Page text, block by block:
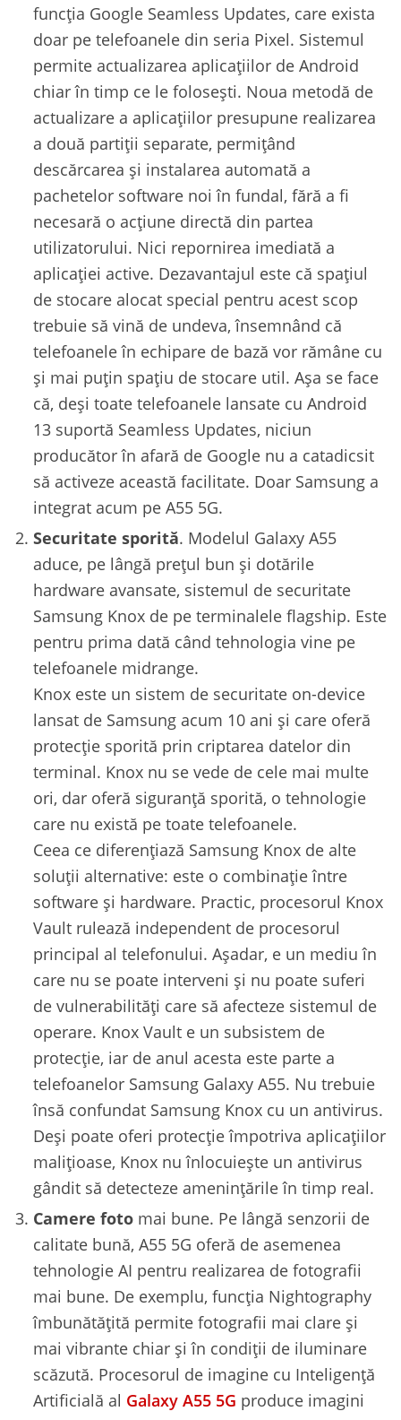
funcția Google Seamless Updates, care exista
doar pe telefoanele din seria Pixel. Sistemul
permite actualizarea aplicațiilor de Android
chiar în timp ce le folosești. Noua metodă de
actualizare a aplicațiilor presupune realizarea
a două partiții separate, permițând
descărcarea și instalarea automată a
pachetelor software noi în fundal, fără a fi
necesară o acțiune directă din partea
utilizatorului. Nici repornirea imediată a
aplicației active. Dezavantajul este că spațiul
de stocare alocat special pentru acest scop
trebuie să vină de undeva, însemnând că
telefoanele în echipare de bază vor rămâne cu
și mai puțin spațiu de stocare util. Așa se face
că, deși toate telefoanele lansate cu Android
13 suportă Seamless Updates, niciun
producător în afară de Google nu a catadicsit
să activeze această facilitate. Doar Samsung a
integrat acum pe A55 5G.
Securitate sporită. Modelul Galaxy A55
aduce, pe lângă prețul bun și dotările
hardware avansate, sistemul de securitate
Samsung Knox de pe terminalele flagship. Este
pentru prima dată când tehnologia vine pe
telefoanele midrange.
Knox este un sistem de securitate on-device
lansat de Samsung acum 10 ani și care oferă
protecție sporită prin criptarea datelor din
terminal. Knox nu se vede de cele mai multe
ori, dar oferă siguranță sporită, o tehnologie
care nu există pe toate telefoanele.
Ceea ce diferențiază Samsung Knox de alte
soluții alternative: este o combinație între
software și hardware. Practic, procesorul Knox
Vault rulează independent de procesorul
principal al telefonului. Așadar, e un mediu în
care nu se poate interveni și nu poate suferi
de vulnerabilități care să afecteze sistemul de
operare. Knox Vault e un subsistem de
protecție, iar de anul acesta este parte a
telefoanelor Samsung Galaxy A55. Nu trebuie
însă confundat Samsung Knox cu un antivirus.
Deși poate oferi protecție împotriva aplicațiilor
malițioase, Knox nu înlocuiește un antivirus
gândit să detecteze amenințările în timp real.
Camere foto mai bune. Pe lângă senzorii de
calitate bună, A55 5G oferă de asemenea
tehnologie AI pentru realizarea de fotografii
mai bune. De exemplu, funcția Nightography
îmbunătățită permite fotografii mai clare și
mai vibrante chiar și în condiții de iluminare
scăzută. Procesorul de imagine cu Inteligență
Artificială al Galaxy A55 5G produce imagini